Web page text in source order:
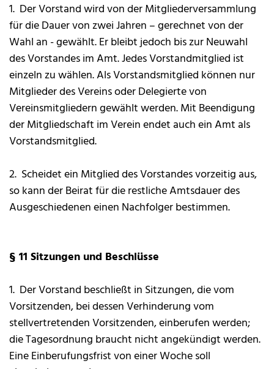
1. Der Vorstand wird von der Mitgliederversammlung
für die Dauer von zwei Jahren – gerechnet von der
Wahl an - gewählt. Er bleibt jedoch bis zur Neuwahl
des Vorstandes im Amt. Jedes Vorstandmitglied ist
einzeln zu wählen. Als Vorstandsmitglied können nur
Mitglieder des Vereins oder Delegierte von
Vereinsmitgliedern gewählt werden. Mit Beendigung
der Mitgliedschaft im Verein endet auch ein Amt als
Vorstandsmitglied.
2. Scheidet ein Mitglied des Vorstandes vorzeitig aus,
so kann der Beirat für die restliche Amtsdauer des
Ausgeschiedenen einen Nachfolger bestimmen.
§ 11 Sitzungen und Beschlüsse
1. Der Vorstand beschließt in Sitzungen, die vom
Vorsitzenden, bei dessen Verhinderung vom
stellvertretenden Vorsitzenden, einberufen werden;
die Tagesordnung braucht nicht angekündigt werden.
Eine Einberufungsfrist von einer Woche soll